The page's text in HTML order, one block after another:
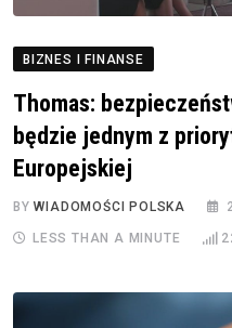
BIZNES I FINANSE
Thomas:
będzie jednym z
Europejskiej
BYWIADOMOŚCI POLSKA
LESS THAN A MINUTE